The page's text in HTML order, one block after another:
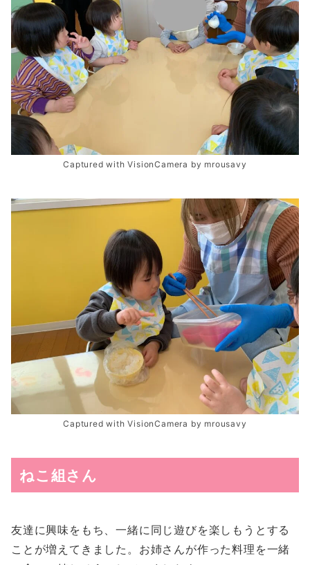
Captured with VisionCamera by mrousavy
Captured with VisionCamera by mrousavy
ねこ組さん
友達に興味をもち、一緒に同じ遊びを楽しもうとする
ことが増えてきました。お姉さんが作った料理を一緒